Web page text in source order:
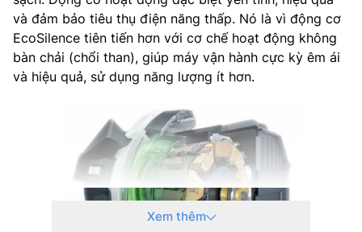
và đảm bảo tiêu thụ điện năng thấp. Nó là vì động cơ
EcoSilence tiên tiến hơn với cơ chế hoạt động không
bàn chải (chổi than), giúp máy vận hành cực kỳ êm ái
và hiệu quả, sử dụng năng lượng ít hơn.
Xem thêm